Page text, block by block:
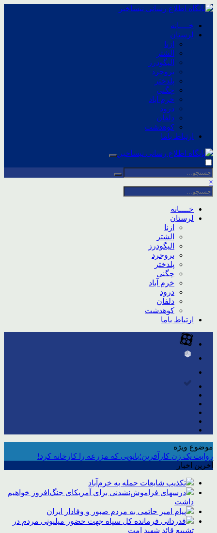
خــــانه
لرستان
ازنا
الشتر
الیگودرز
بروجرد
پلدختر
چگنی
خرم آباد
درود
دلفان
کوهدشت
ارتباط باما
×
خــــانه
لرستان
ازنا
الشتر
الیگودرز
بروجرد
پلدختر
چگنی
خرم آباد
درود
دلفان
کوهدشت
ارتباط باما
موضوع ویژه
روایت یک زن کارآفرین؛بانویی که مزرعه را کارخانه کرد!
آخرین اخبار
تکذیب شایعات حمله به خرم‌آباد
درسهای فراموش‌نشدنی برای آمریکای جنگ‌افروز خواهیم
داشت
پیام امیر حاتمی به مردم صبور و وفادار ایران
قدردانی فرمانده کل سپاه جهت حضور میلیونی مردم در
تشییع قائد شهید امت